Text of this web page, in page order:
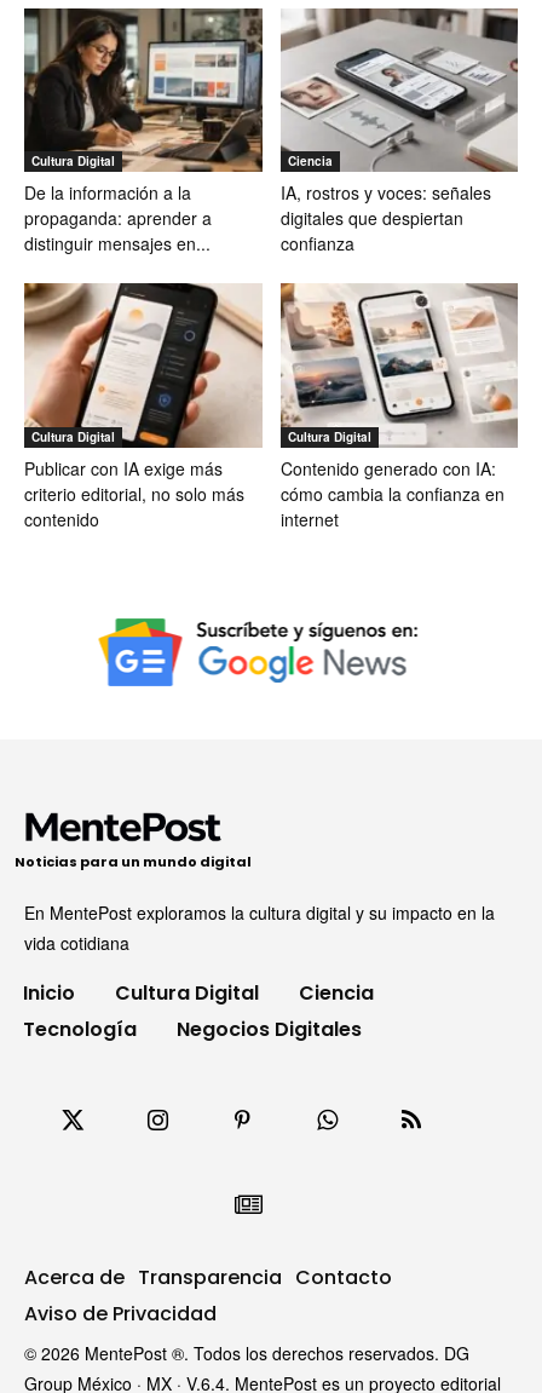
Cultura Digital
De la información a la
propaganda: aprender a
distinguir mensajes en...
Ciencia
IA, rostros y voces: señales
digitales que despiertan
confianza
Cultura Digital
Publicar con IA exige más
criterio editorial, no solo más
contenido
Cultura Digital
Contenido generado con IA:
cómo cambia la confianza en
internet
Noticias para un mundo digital
En MentePost exploramos la cultura digital y su impacto en la
vida cotidiana
Inicio Cultura Digital
Ciencia
Tecnología
Negocios Digitales
Acerca de Transparencia Contacto
Aviso de Privacidad
© 2026 MentePost ®. Todos los derechos reservados. DG
Group México · MX · V.6.4. MentePost es un proyecto editorial